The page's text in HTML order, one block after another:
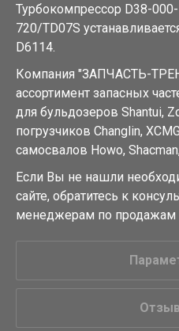
Турбокомпрессор D38-000-
720/TD07S
D6114.
Компания "ЗАПЧАСТЬ-
ассортимент запасных
для бульдозеров Shantui,
погрузчиков Changlin,
самосвалов Howo,
Если Вы не нашли
сайте, обратитесь к
менеджерам по продажам